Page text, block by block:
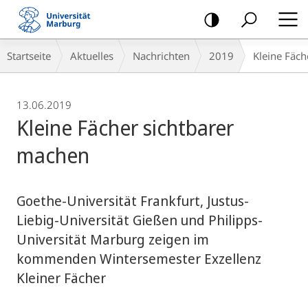
Mobile-
Navigation
Breadcrumb-
Navigation
Startseite Aktuelles Nachrichten 2019 Kleine
13.06.2019
Kleine Fächer sichtbarer
machen
Goethe-Universität Frankfurt, Justus-
Liebig-Universität Gießen und Philipps-
Universität Marburg zeigen im
kommenden Wintersemester Exzellenz
Kleiner Fächer